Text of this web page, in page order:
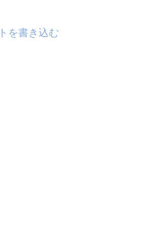
を書き込む